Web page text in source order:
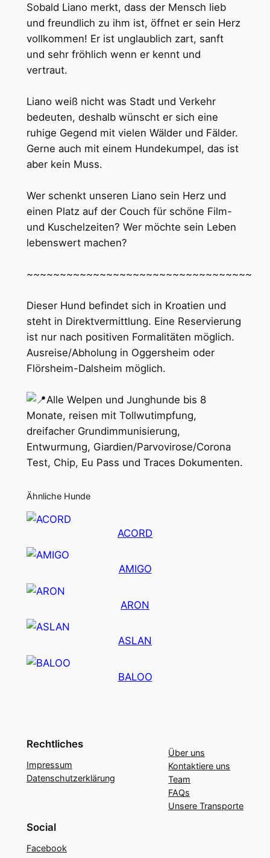
Sobald Liano merkt, dass der Mensch lieb
und freundlich zu ihm ist, öffnet er sein Herz
vollkommen! Er ist unglaublich zart, sanft
und sehr fröhlich wenn er kennt und
vertraut.
Liano weiß nicht was Stadt und Verkehr
bedeuten, deshalb wünscht er sich eine
ruhige Gegend mit vielen Wälder und Fälder.
Gerne auch mit einem Hundekumpel, das ist
aber kein Muss.
Wer schenkt unseren Liano sein Herz und
einen Platz auf der Couch für schöne Film-
und Kuschelzeiten? Wer möchte sein Leben
lebenswert machen?
~~~~~~~~~~~~~~~~~~~~~~~~~~~~~~~~~~
Dieser Hund befindet sich in Kroatien und
steht in Direktvermittlung. Eine Reservierung
ist nur nach positiven Formalitäten möglich.
Ausreise/Abholung in Oggersheim oder
Flörsheim-Dalsheim möglich.
Alle Welpen und Junghunde bis 8
Monate, reisen mit Tollwutimpfung,
dreifacher Grundimmunisierung,
Entwurmung, Giardien/Parvovirose/Corona
Test, Chip, Eu Pass und Traces Dokumenten.
Ähnliche Hunde
ACORD
AMIGO
ARON
ASLAN
BALOO
Rechtliches
Impressum
Datenschutzerklärung
Über uns
Kontaktiere uns
Team
FAQs
Unsere Transporte
Social
Facebook